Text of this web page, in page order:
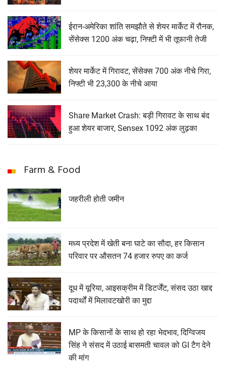
ईरान-अमेरिका शांति समझौते से शेयर मार्केट में रौनक,
सेंसेक्स 1200 अंक चढ़ा, निफ्टी में भी तूफानी तेजी
शेयर मार्केट में गिरावट, सेंसेक्‍स 700 अंक नीचे गिरा,
निफ्टी भी 23,300 के नीचे आया
Share Market Crash: बड़ी गिरावट के साथ बंद
हुआ शेयर बाजार, Sensex 1092 अंक लुढ़का
Farm & Food
जहरीली होती जमीन
मध्य प्रदेश में खेती बना घाटे का सौदा, हर किसान
परिवार पर औसतन 74 हजार रुपए का कर्ज
दूध में यूरिया, आइसक्रीम में डिटर्जेंट, संसद उठा खाद्द
पदार्थों में मिलावटखोरी का मुद्दा
MP के किसानों के साथ हो रहा भेदभाव, दिग्विजय
सिंह ने संसद में उठाई बासमती चावल को GI टैग देने
की मांग